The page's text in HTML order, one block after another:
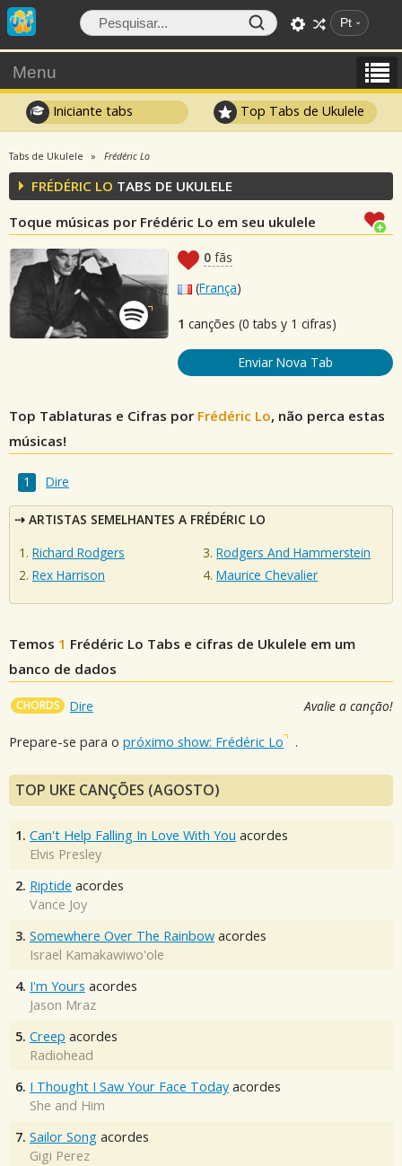
Pt
Menu
Iniciante tabs Top Tabs de Ukulele
Tabs de Ukulele Frédéric Lo
FRÉDÉRIC LO TABS DE UKULELE
Toque músicas por Frédéric Lo em seu ukulele
0 fãs
(França)
1 canções (0 tabs y 1 cifras)
Enviar Nova Tab
Top Tablaturas e Cifras por Frédéric Lo, não perca estas
músicas!
Dire
ARTISTAS SEMELHANTES A FRÉDÉRIC LO
Richard Rodgers
Rex Harrison
Rodgers And Hammerstein
Maurice Chevalier
Temos 1 Frédéric Lo Tabs e cifras de Ukulele em um
banco de dados
CHORDS Dire Avalie a canção!
Prepare-se para o próximo show: Frédéric Lo .
TOP UKE CANÇÕES (AGOSTO)
1. Can't Help Falling In Love With You acordes
Elvis Presley
2. Riptide acordes
Vance Joy
3. Somewhere Over The Rainbow acordes
Israel Kamakawiwo'ole
4. I'm Yours acordes
Jason Mraz
5. Creep acordes
Radiohead
6. I Thought I Saw Your Face Today acordes
She and Him
7. Sailor Song acordes
Gigi Perez